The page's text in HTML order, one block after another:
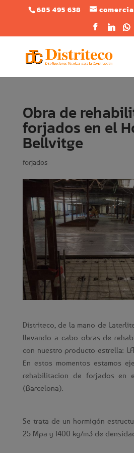
685 495 638
Obra de
forjados en el
Bellvitge
forjados
Distriteco, de la mano de
llevando a cabo obras de
con nuestro producto estrella:
En estos momentos estamos
rehabilitacion de forjados en
(Barcelona).
Se trata de un hormigón
25 Mpa y 1400 kg/m3 de